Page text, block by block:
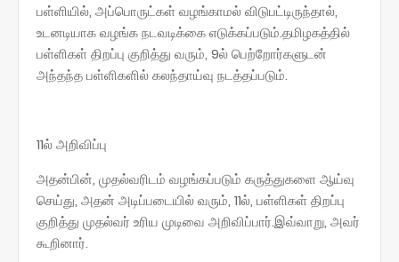
பள்ளியில், அப்பொருட்கள் வழங்காமல் விடுபட்டிருந்தால்,
உடனடியாக வழங்க நடவடிக்கை எடுக்கப்படும்.தமிழகத்தில்
பள்ளிகள் திறப்பு குறித்து வரும், 9ல் பெற்றோர்களுடன்
அந்தந்த பள்ளிகளில் கலந்தாய்வு நடத்தப்படும்.
11ல் அறிவிப்பு
அதன்பின், முதல்வரிடம் வழங்கப்படும் கருத்துகளை ஆய்வு
செய்து, அதன் அடிப்படையில் வரும், 11ல், பள்ளிகள் திறப்பு
குறித்து முதல்வர் உரிய முடிவை அறிவிப்பார்.இவ்வாறு, அவர்
கூறினார்.